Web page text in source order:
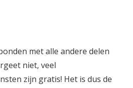
met alle andere delen
niet, veel
zijn gratis! Het is dus de